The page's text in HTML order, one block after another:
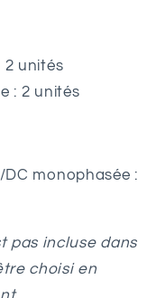
2 unités
: 2 unités
monophasée :
pas incluse dans
choisi en